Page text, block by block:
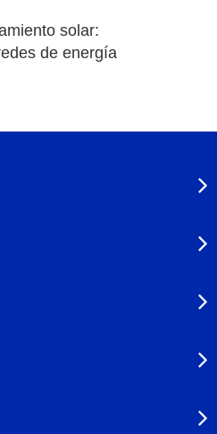
solar:
de energía